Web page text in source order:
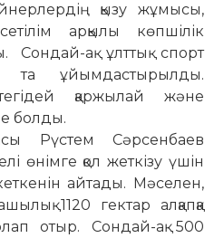
қызу жұмысы,
арқылы көп­шілік
ақ ұлттық спорт
та ұйымдастырылды.
қаржылай және
болды.
Рүстем Сәр­­­сенбаев
өнім­ге қол жеткізу үшін
айтады. Мәселен,
1120 гек­тар алқапқа
отыр. Сондай-ақ 500